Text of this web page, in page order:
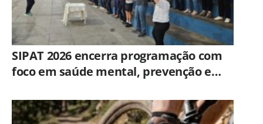
SIPAT 2026 encerra programação com
foco em saúde mental, prevenção e
Americana